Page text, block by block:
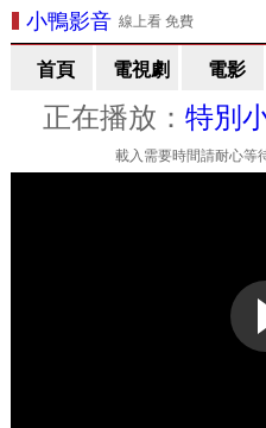
小鴨影音線上看 免費
首頁 電視劇 電影
正在播放： 特別
載入需要時間請耐心等